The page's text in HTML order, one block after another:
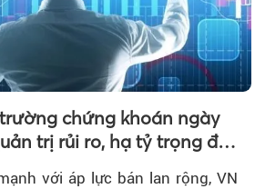
chứng khoán ngày
trị rủi ro, hạ tỷ trọng đòn
với áp lực bán lan rộng, VN